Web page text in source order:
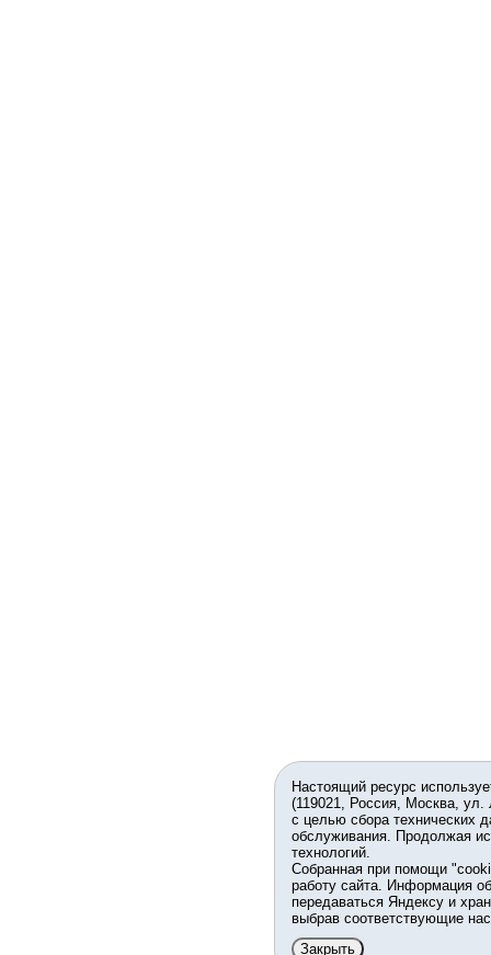
Настоящий ресурс
(119021, Россия, Москва,
с целью сбора технических
обслуживания. Продолжая
технологий.
Собранная при помощи
работу сайта. Информация
передаваться Яндексу и
выбрав соответствующие
Закрыть